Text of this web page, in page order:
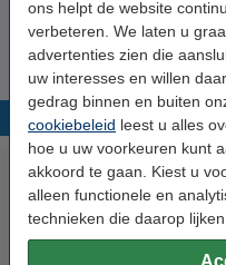
ons helpt de website
verbeteren. We laten u
advertenties zien die
uw interesses en willen
gedrag binnen en buiten
cookiebeleid leest u alles
hoe u uw voorkeuren kunt
akkoord te gaan. Kiest u
alleen functionele en
technieken die daarop lijken.